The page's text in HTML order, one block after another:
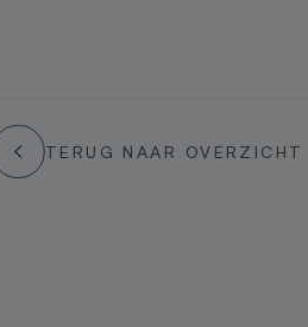
TERUG NAAR OVERZICHT